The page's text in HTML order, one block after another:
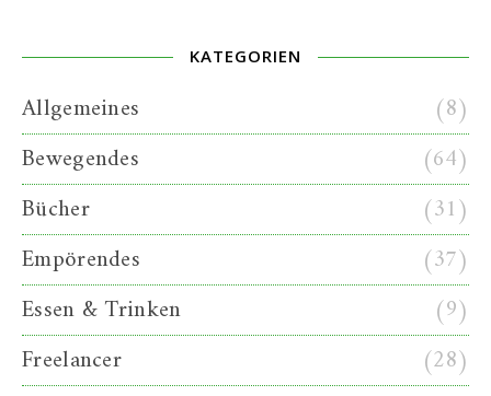
KATEGORIEN
Allgemeines
(8)
Bewegendes
(64)
Bücher
(31)
Empörendes
(37)
Essen & Trinken
(9)
Freelancer
(28)